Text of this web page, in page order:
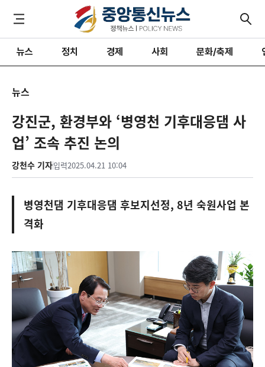
뉴스 정치 경제 사회 문화/축제
뉴스
강진군, 환경부와 ‘병영천 기후대응댐 사
업’ 조속 추진 논의
강천수 기자입력2025.04.21 10:04
병영천댐 기후대응댐 후보지선정, 8년 숙원사업 본
격화